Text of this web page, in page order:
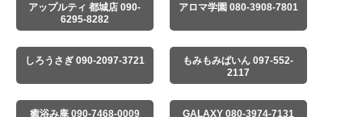
アップルティ 都城店 090-
6295-8282
アロマ学園 080-3908-7801
しろうさぎ 090-2097-3721
もみもみぱいん 097-552-
2117
癒浴み庵 090-7468-0009 GALAXY 080-3974-7131